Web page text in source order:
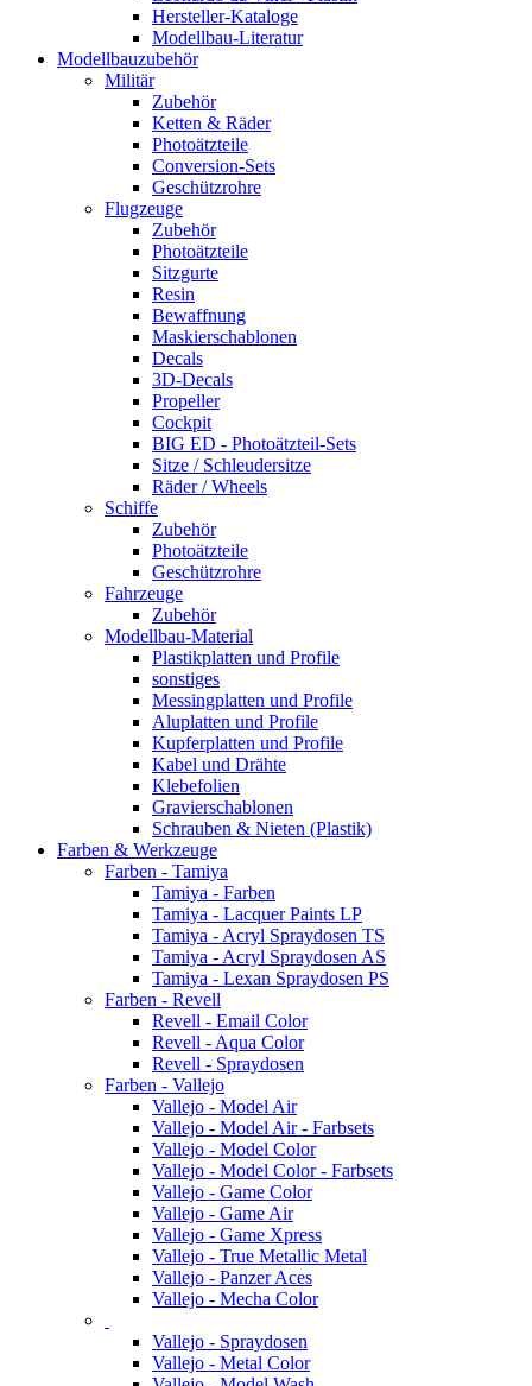
Hersteller-Kataloge
Modellbau-Literatur
Modellbauzubehör
Militär
Zubehör
Ketten & Räder
Photoätzteile
Conversion-Sets
Geschützrohre
Flugzeuge
Zubehör
Photoätzteile
Sitzgurte
Resin
Bewaffnung
Maskierschablonen
Decals
3D-Decals
Propeller
Cockpit
BIG ED - Photoätzteil-Sets
Sitze / Schleudersitze
Räder / Wheels
Schiffe
Zubehör
Photoätzteile
Geschützrohre
Fahrzeuge
Zubehör
Modellbau-Material
Plastikplatten und Profile
sonstiges
Messingplatten und Profile
Aluplatten und Profile
Kupferplatten und Profile
Kabel und Drähte
Klebefolien
Gravierschablonen
Schrauben & Nieten (Plastik)
Farben & Werkzeuge
Farben - Tamiya
Tamiya - Farben
Tamiya - Lacquer Paints LP
Tamiya - Acryl Spraydosen TS
Tamiya - Acryl Spraydosen AS
Tamiya - Lexan Spraydosen PS
Farben - Revell
Revell - Email Color
Revell - Aqua Color
Revell - Spraydosen
Farben - Vallejo
Vallejo - Model Air
Vallejo - Model Air - Farbsets
Vallejo - Model Color
Vallejo - Model Color - Farbsets
Vallejo - Game Color
Vallejo - Game Air
Vallejo - Game Xpress
Vallejo - True Metallic Metal
Vallejo - Panzer Aces
Vallejo - Mecha Color
Vallejo - Spraydosen
Vallejo - Metal Color